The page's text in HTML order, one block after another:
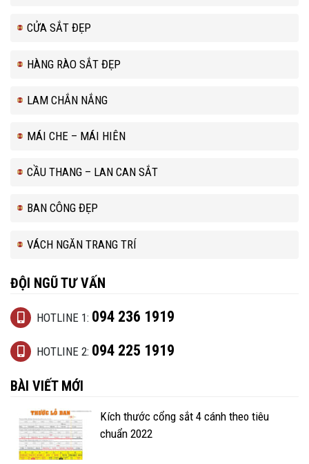
CỬA SẮT ĐẸP
HÀNG RÀO SẮT ĐẸP
LAM CHẮN NẮNG
MÁI CHE – MÁI HIÊN
CẦU THANG – LAN CAN SẮT
BAN CÔNG ĐẸP
VÁCH NGĂN TRANG TRÍ
ĐỘI NGŨ TƯ VẤN
HOTLINE 1: 094 236 1919
HOTLINE 2: 094 225 1919
BÀI VIẾT MỚI
Kích thước cổng sắt 4 cánh theo tiêu
chuẩn 2022